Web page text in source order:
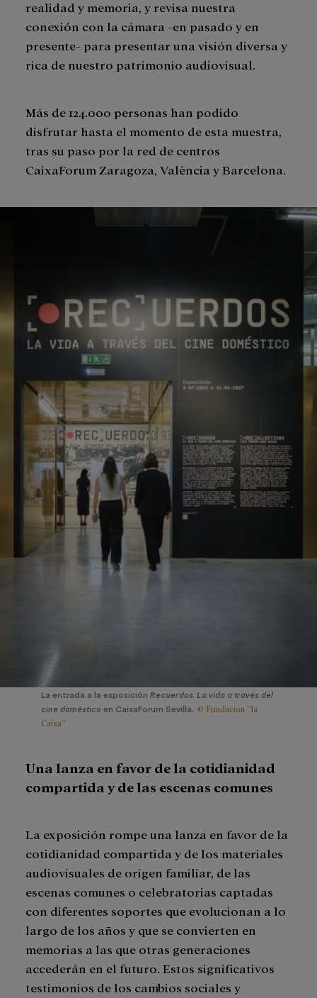
realidad y memoria, y revisa nuestra
conexión con la cámara -en pasado y en
presente- para presentar una visión diversa y
rica de nuestro patrimonio audiovisual.
Más de 124.000 personas han podido
disfrutar hasta el momento de esta muestra,
tras su paso por la red de centros
CaixaForum Zaragoza, València y Barcelona.
La entrada a la exposición Recuerdos. La vida a través del
cine doméstico en CaixaForum Sevilla. © Fundación ”la
Caixa”
Una lanza en favor de la cotidianidad
compartida y de las escenas comunes
La exposición rompe una lanza en favor de la
cotidianidad compartida y de los materiales
audiovisuales de origen familiar, de las
escenas comunes o celebratorias captadas
con diferentes soportes que evolucionan a lo
largo de los años y que se convierten en
memorias a las que otras generaciones
accederán en el futuro. Estos significativos
testimonios de los cambios sociales y